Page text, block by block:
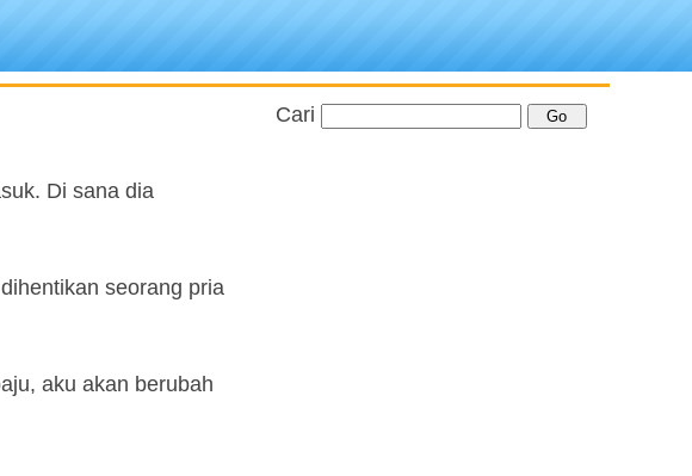
Di sana dia
seorang pria
aku akan berubah
Cari